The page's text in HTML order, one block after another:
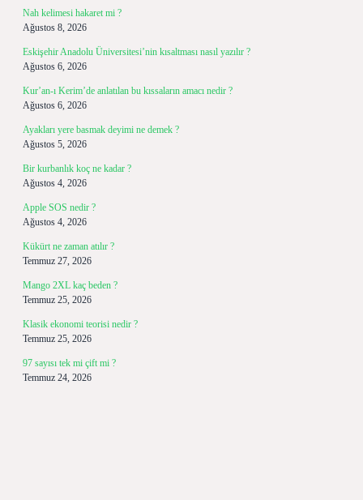
Nah kelimesi hakaret mi ?
Ağustos 8, 2026
Eskişehir Anadolu Üniversitesi’nin kısaltması nasıl yazılır ?
Ağustos 6, 2026
Kur’an-ı Kerim’de anlatılan bu kıssaların amacı nedir ?
Ağustos 6, 2026
Ayakları yere basmak deyimi ne demek ?
Ağustos 5, 2026
Bir kurbanlık koç ne kadar ?
Ağustos 4, 2026
Apple SOS nedir ?
Ağustos 4, 2026
Kükürt ne zaman atılır ?
Temmuz 27, 2026
Mango 2XL kaç beden ?
Temmuz 25, 2026
Klasik ekonomi teorisi nedir ?
Temmuz 25, 2026
97 sayısı tek mi çift mi ?
Temmuz 24, 2026